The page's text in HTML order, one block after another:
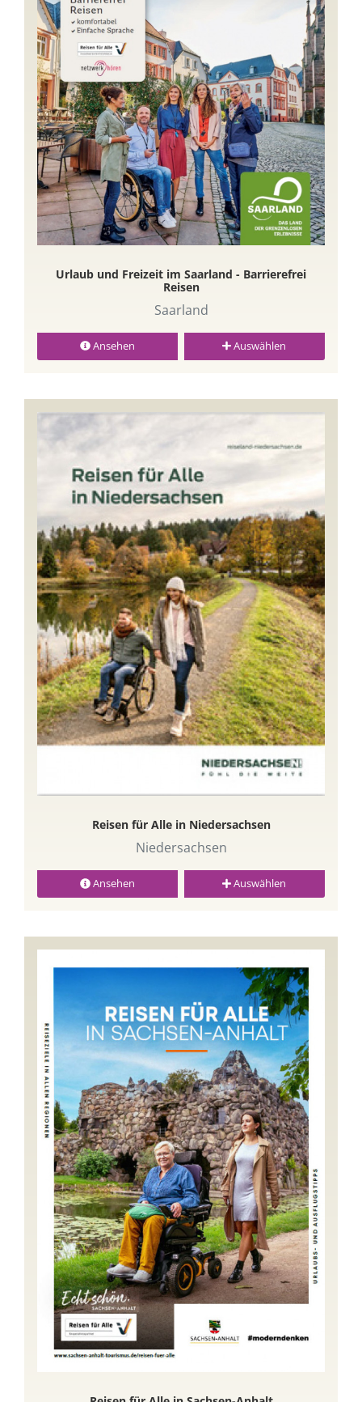
Urlaub und Freizeit im Saarland - Barrierefrei
Reisen
Saarland
Ansehen Auswählen
Reisen für Alle in Niedersachsen
Niedersachsen
Ansehen Auswählen